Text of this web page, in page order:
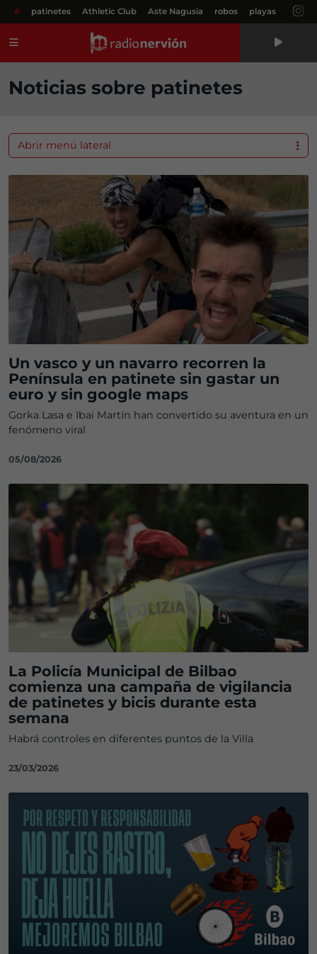
# patinetes Athletic Club Aste Nagusia robos playas
Noticias sobre patinetes
Un vasco y un navarro recorren la
Península en patinete sin gastar un
euro y sin google maps
Gorka Lasa e Ibai Martín han convertido su aventura en un
fenómeno viral
05/08/2026
La Policía Municipal de Bilbao
comienza una campaña de vigilancia
de patinetes y bicis durante esta
semana
Habrá controles en diferentes puntos de la Villa
23/03/2026
Abrir menú lateral